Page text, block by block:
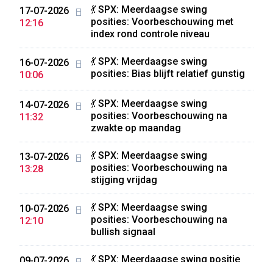
17-07-2026
12:16
💃 SPX: Meerdaagse swing
posities: Voorbeschouwing met
index rond controle niveau
16-07-2026
10:06
💃 SPX: Meerdaagse swing
posities: Bias blijft relatief gunstig
14-07-2026
11:32
💃 SPX: Meerdaagse swing
posities: Voorbeschouwing na
zwakte op maandag
13-07-2026
13:28
💃 SPX: Meerdaagse swing
posities: Voorbeschouwing na
stijging vrijdag
10-07-2026
12:10
💃 SPX: Meerdaagse swing
posities: Voorbeschouwing na
bullish signaal
💃 SPX: Meerdaagse swing positie